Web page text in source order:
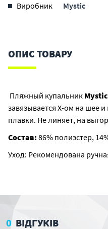
Виробник Mystic
ОПИС ТОВАРУ
Пляжный купальник
завязывается Х-ом на шее
плавки. Не линяет, на
Состав:86% полиэстер,
Уход: Рекомендована
0 ВІДГУКІВ